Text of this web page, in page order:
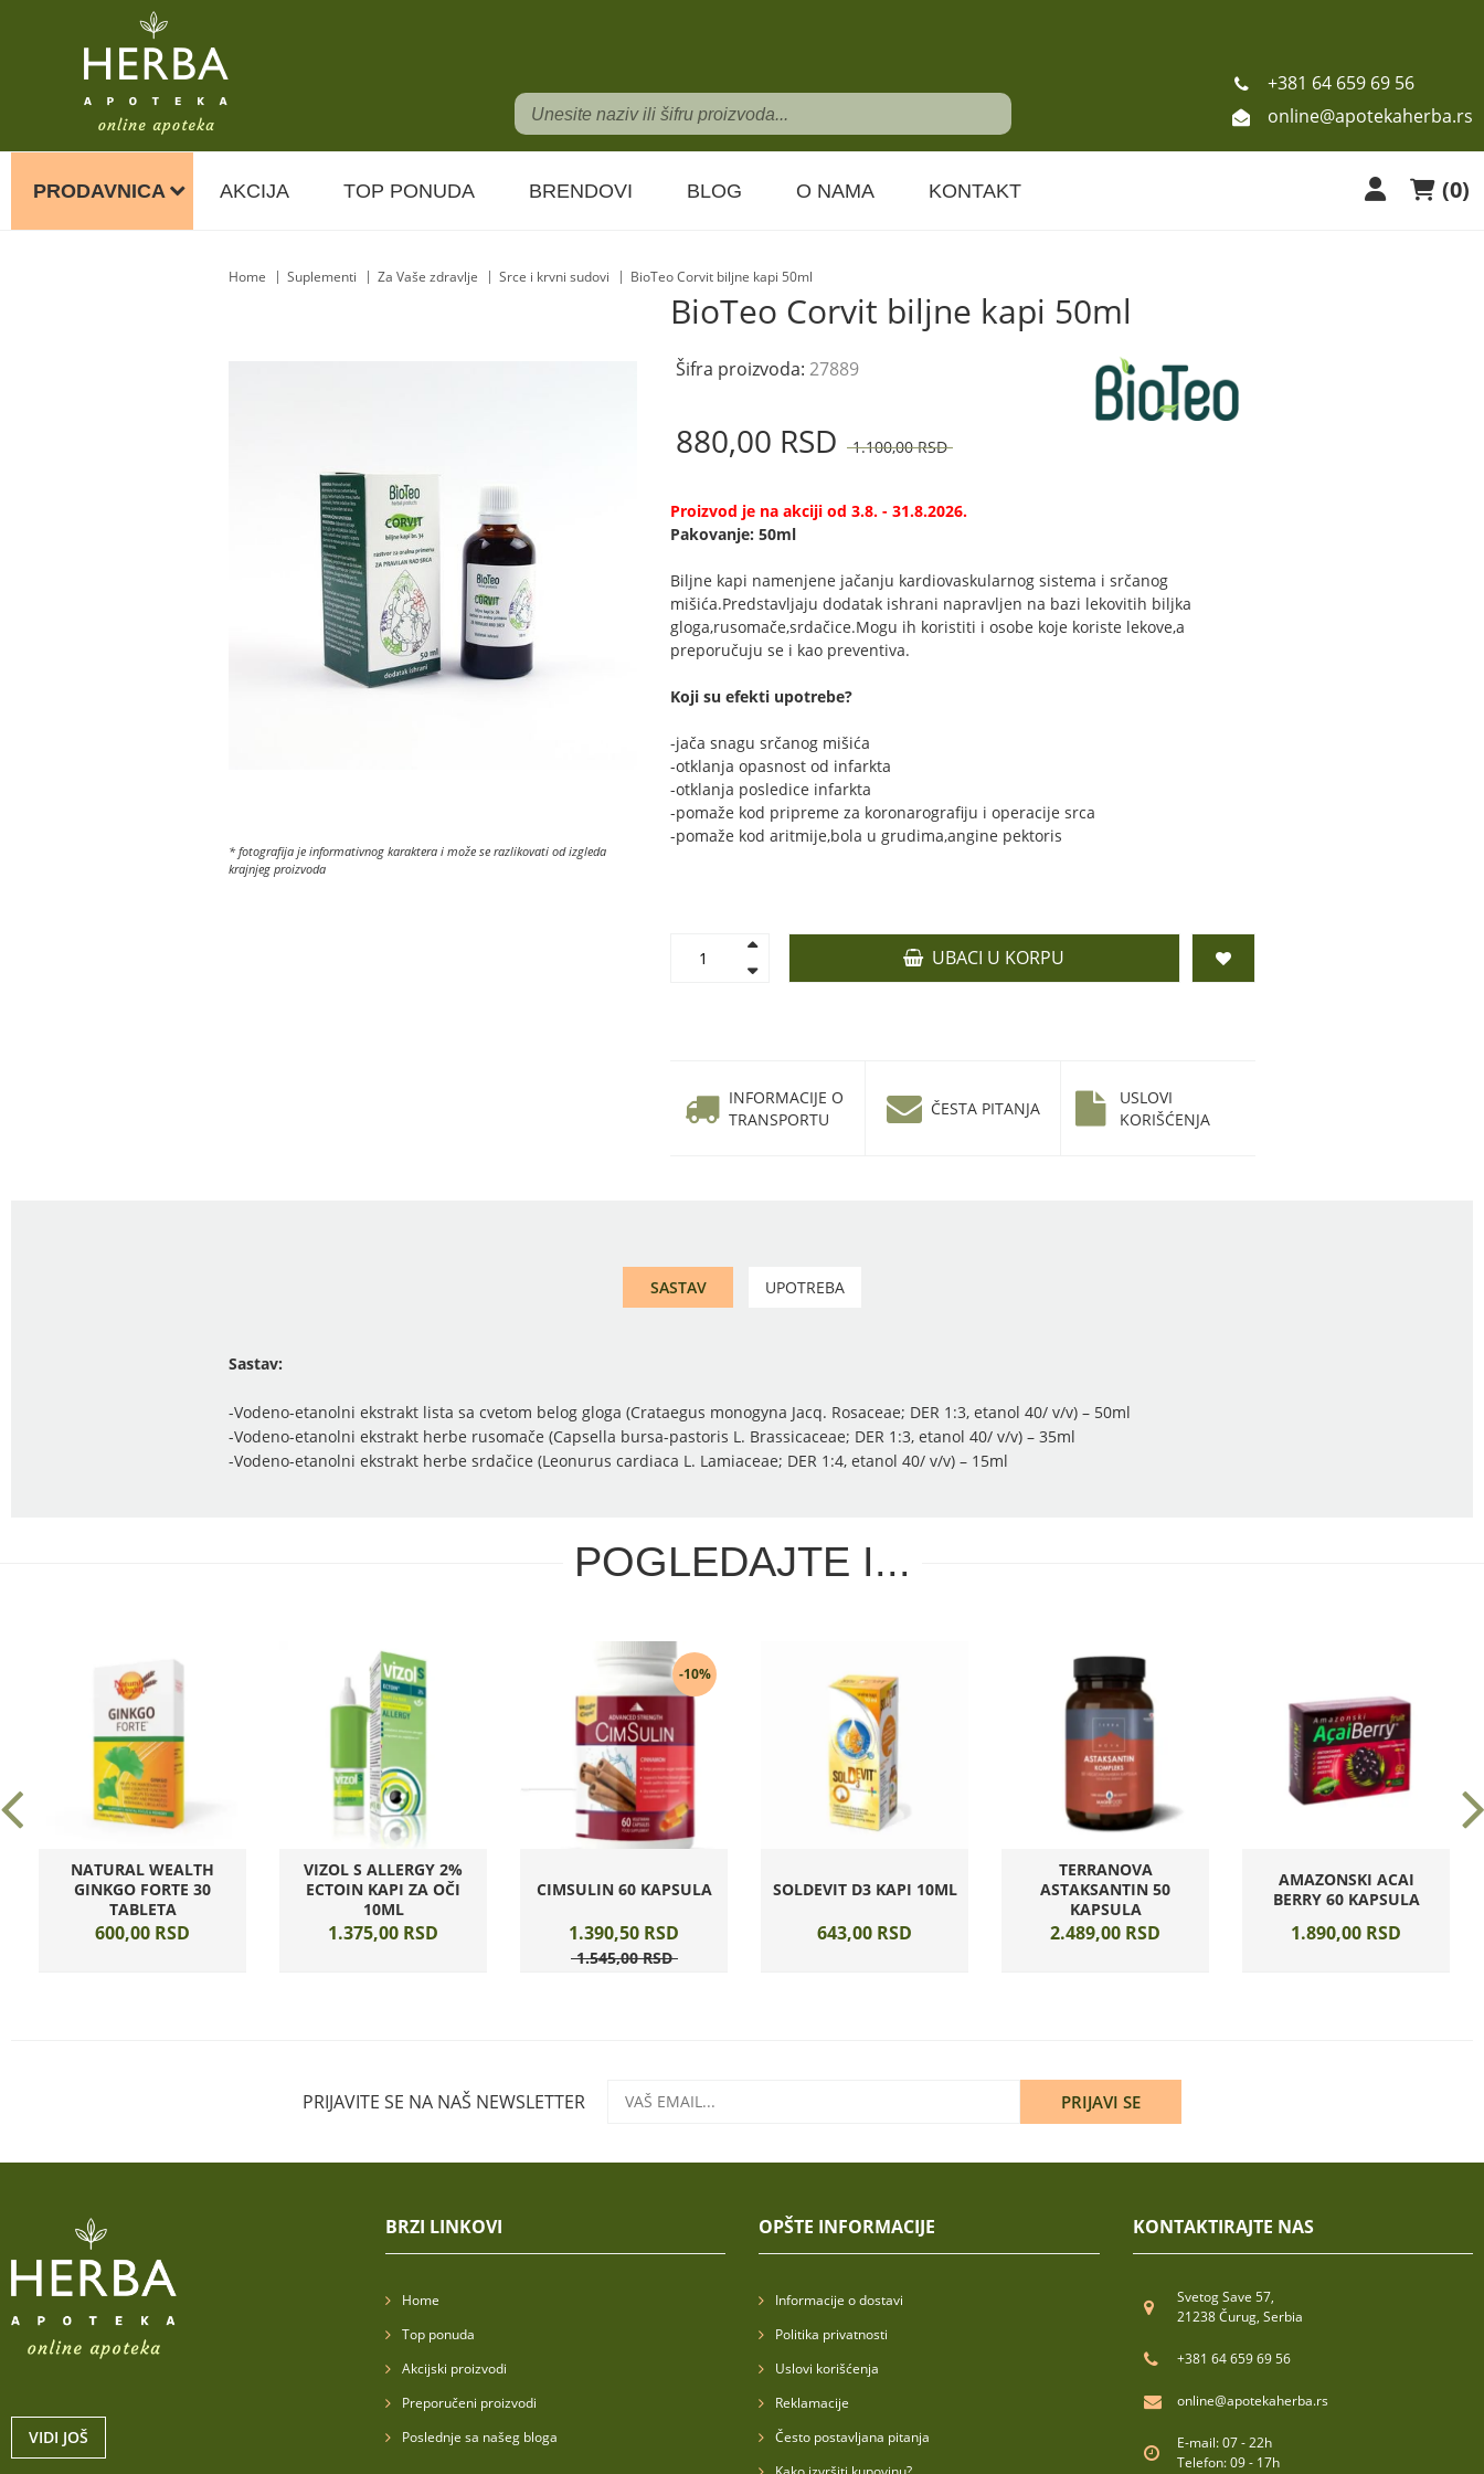
(0)
+381 64 659 69 56
online@apotekaherba.rs
PRODAVNICA AKCIJA TOP PONUDA BRENDOVI BLOG O NAMA KONTAKT
Home Suplementi Za Vaše zdravlje Srce i krvni sudovi BioTeo Corvit biljne kapi 50ml
* fotografija je informativnog karaktera i može se razlikovati od izgleda
krajnjeg proizvoda
BioTeo Corvit biljne kapi 50ml
Šifra proizvoda: 27889
880,00 RSD 1.100,00 RSD
Proizvod je na akciji od 3.8. - 31.8.2026.
Pakovanje: 50ml
Biljne kapi namenjene jačanju kardiovaskularnog sistema i srčanog
mišića.Predstavljaju dodatak ishrani napravljen na bazi lekovitih biljka
gloga,rusomače,srdačice.Mogu ih koristiti i osobe koje koriste lekove,a
preporučuju se i kao preventiva.
Koji su efekti upotrebe?
-jača snagu srčanog mišića
-otklanja opasnost od infarkta
-otklanja posledice infarkta
-pomaže kod pripreme za koronarografiju i operacije srca
-pomaže kod aritmije,bola u grudima,angine pektoris
UBACI U KORPU
INFORMACIJE O
TRANSPORTU
ČESTA PITANJA
USLOVI
KORIŠĆENJA
SASTAV UPOTREBA
Sastav:
-Vodeno-etanolni ekstrakt lista sa cvetom belog gloga (Crataegus monogyna Jacq. Rosaceae; DER 1:3, etanol 40/ v/v) – 50ml
-Vodeno-etanolni ekstrakt herbe rusomače (Capsella bursa-pastoris L. Brassicaceae; DER 1:3, etanol 40/ v/v) – 35ml
-Vodeno-etanolni ekstrakt herbe srdačice (Leonurus cardiaca L. Lamiaceae; DER 1:4, etanol 40/ v/v) – 15ml
POGLEDAJTE I...
NATURAL WEALTH
GINKGO FORTE 30
TABLETA
600,00 RSD
VIZOL S ALLERGY 2%
ECTOIN KAPI ZA OČI
10ML
1.375,00 RSD
-10%
CIMSULIN 60 KAPSULA
1.390,50 RSD
1.545,00 RSD
SOLDEVIT D3 KAPI 10ML
643,00 RSD
TERRANOVA
ASTAKSANTIN 50
KAPSULA
2.489,00 RSD
AMAZONSKI ACAI
BERRY 60 KAPSULA
1.890,00 RSD
PRIJAVITE SE NA NAŠ NEWSLETTER PRIJAVI SE
VIDI JOŠ
BRZI LINKOVI
Home
Top ponuda
Akcijski proizvodi
Preporučeni proizvodi
Poslednje sa našeg bloga
OPŠTE INFORMACIJE
Informacije o dostavi
Politika privatnosti
Uslovi korišćenja
Reklamacije
Često postavljana pitanja
KONTAKTIRAJTE NAS
Svetog Save 57,
21238 Čurug, Serbia
+381 64 659 69 56
online@apotekaherba.rs
E-mail: 07 - 22h
Telefon: 09 - 17h